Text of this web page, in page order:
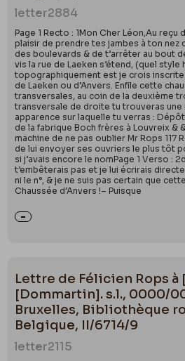
letter2884
Page 1 Recto : 1Mon Cher Léon,Au
plaisir de prendre tes jambes à ton nez
des boulevards & de t’arrêter au bout
vis la rue de Laeken s’étend, (quel style
topographiquement est je crois
de Laeken ou d’Anvers. Enfile cette
transversales, au coin de la deuxième
transversale de droite tu trouveras une
apparence sur laquelle tu verras :
de la fabrique Boch frères à Louvreix &
machine de ne pas oublier Mr Rops 117
de lui envoyer ses ouvriers le plus tôt
si j’avais encore le nomPage 1 Verso :
t’embêterais pas et je lui écrirais
ni le n°, & je ne suis pas certain que
Chaussée d’Anvers !– Puisque
Lettre de Félicien Rops à
[Dommartin]. s.l., 0000/
Bruxelles, Bibliothèque
Belgique, II/6714/9
letter2115